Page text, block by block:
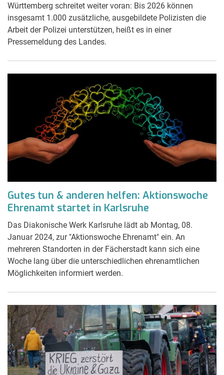
Württemberg schreitet weiter voran: Bis 2026 können
insgesamt 1.000 zusätzliche, ausgebildete Polizisten die
Arbeit der Polizei unterstützen, heißt es in einer
Pressemeldung des Landes.
Gutes tun & anderen helfen: Aktionswoche
Ehrenamt startet in Karlsruhe
Das Diakonische Werk Karlsruhe lädt ab Montag, 08.
Januar 2024, zur "Aktionswoche Ehrenamt" ein. An
mehreren Standorten in der Fächerstadt kann sich eine
Woche lang über die unterschiedlichen ehrenamtlichen
Möglichkeiten informiert werden.